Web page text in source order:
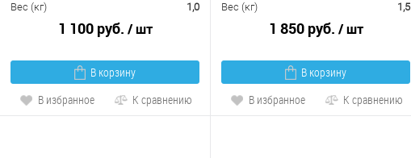
Вес (кг)
1,0
1 100 руб. / шт
В корзину
В избранное
К сравнению
Вес (кг)
1,5
1 850 руб. / шт
В корзину
В избранное
К сравнению